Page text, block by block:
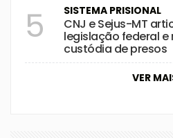
5 SISTEMA PRISIONAL
CNJ e Sejus-MT
legislação federal
custódia de presos
VER